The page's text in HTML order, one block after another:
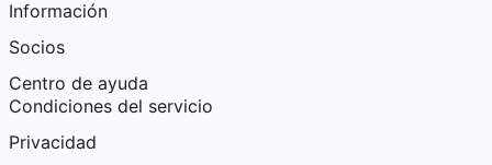
Información
Socios
Centro de ayuda
Condiciones del servicio
Privacidad